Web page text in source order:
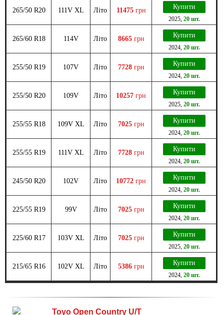
265/50 R20 111V XL Літо 11475 грн Купити
2025, 20 шт.
265/60 R18 114V Літо 8665 грн Купити
2024, 20 шт.
255/50 R19 107V Літо 7728 грн Купити
2024, 20 шт.
255/50 R20 109V Літо 10257 грн Купити
2025, 20 шт.
255/55 R18 109V XL Літо 7025 грн Купити
2024, 20 шт.
255/55 R19 111V XL Літо 7728 грн Купити
2024, 20 шт.
245/50 R20 102V Літо 10772 грн Купити
2024, 20 шт.
225/55 R19 99V Літо 7025 грн Купити
2024, 20 шт.
225/60 R17 103V XL Літо 7025 грн Купити
2025, 20 шт.
215/65 R16 102V XL Літо 5386 грн Купити
2024, 20 шт.
Toyo Open Country U/T